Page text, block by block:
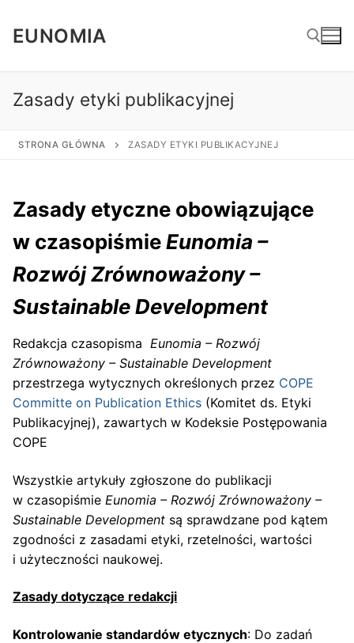
do
treści
EUNOMIA
Szukaj:
Zasady etyki publikacyjnej
STRONA GŁÓWNA ZASADY ETYKI PUBLIKACYJNEJ
Zasady etyczne obowiązujące
w czasopiśmieEunomia –
Rozwój Zrównoważony –
Sustainable Development
Redakcja czasopisma Eunomia – Rozwój
Zrównoważony – Sustainable Development
przestrzega wytycznych określonych przez COPE
Committe on Publication Ethics (Komitet ds. Etyki
Publikacyjnej), zawartych w Kodeksie Postępowania
COPE
Wszystkie artykuły zgłoszone do publikacji
w czasopiśmie Eunomia – Rozwój Zrównoważony –
Sustainable Development są sprawdzane pod kątem
zgodności z zasadami etyki, rzetelności, wartości
i użyteczności naukowej.
Zasady dotyczące redakcji
Kontrolowanie standardów etycznych: Do zadań